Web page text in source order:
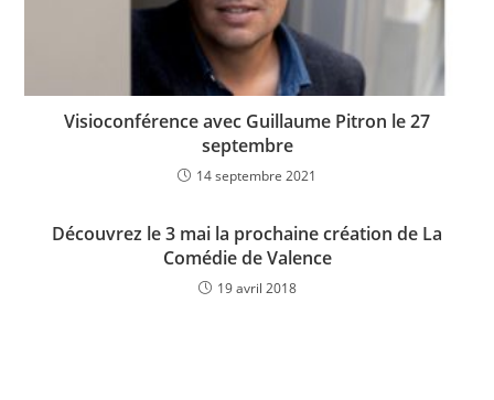
Visioconférence avec Guillaume Pitron le 27
septembre
14 septembre 2021
Découvrez le 3 mai la prochaine création de La
Comédie de Valence
19 avril 2018